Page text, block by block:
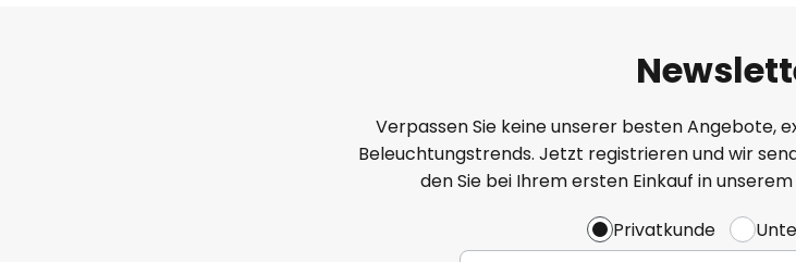
Verpassen Sie keine unserer besten Angebote,
Beleuchtungstrends. Jetzt registrieren und wir
den Sie bei Ihrem ersten Einkauf in
Privatkunde